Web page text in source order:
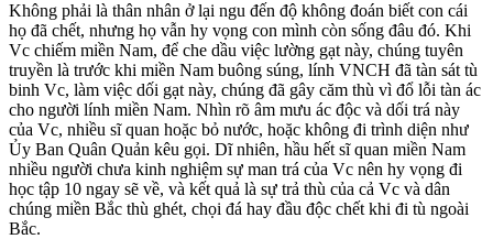
Không phải là thân nhân ở lại ngu đến độ không đoán biết con cái
họ đã chết, nhưng họ vẫn hy vọng con mình còn sống đâu đó. Khi
Vc chiếm miền Nam, để che dầu việc lường gạt này, chúng tuyên
truyền là trước khi miền Nam buông súng, lính VNCH đã tàn sát tù
binh Vc, làm việc dối gạt này, chúng đã gây căm thù vì đổ lỗi tàn ác
cho người lính miền Nam. Nhìn rõ âm mưu ác độc và dối trá này
của Vc, nhiều sĩ quan hoặc bỏ nước, hoặc không đi trình diện như
Ủy Ban Quân Quản kêu gọi. Dĩ nhiên, hầu hết sĩ quan miền Nam
nhiều người chưa kinh nghiệm sự man trá của Vc nên hy vọng đi
học tập 10 ngay sẽ về, và kết quả là sự trả thù của cả Vc và dân
chúng miền Bắc thù ghét, chọi đá hay đầu độc chết khi đi tù ngoài
Bắc.